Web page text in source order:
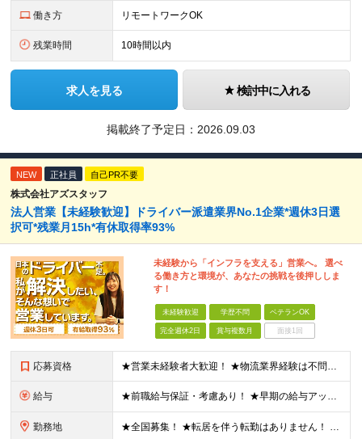
働き方 リモートワークOK
残業時間 10時間以内
求人を見る 検討中に入れる
掲載終了予定日： 2026.09.03
NEW 正社員 自己PR不要
株式会社アズスタッフ
法人営業【未経験歓迎】ドライバー派遣業界No.1企業*週休3日選
択可*残業月15h*有休取得率93%
未経験から「インフラを支える」営業へ。 選べ
る働き方と環境が、あなたの挑戦を後押ししま
す！
未経験歓迎 学歴不問 ベテランOK
完全週休2日 賞与複数月 面接1回
応募資格 ★営業未経験者大歓迎！ ★物流業界経験は不問！ ★学歴不問！ ★第二新卒歓迎！ ★ブランクOK！ ＼こんな方にピッタリです！／ ・「圧倒的No.1」を目指す環境で、熱く働きたい方 ・仕事も遊びも、メ
給与 ★前職給与保証・考慮あり！ ★早期の給与アップが可能です 月給24万9113円以上＋賞与年2回＋各種手当 ※経験やスキルを考慮し決定します。 ※試用期間6カ月（その間の給与・待遇に差異はありません
勤務地 ★全国募集！ ★転居を伴う転勤はありません！ ★U・Iターン歓迎！ ＼本社／ 東京都新宿区西新宿1-20-3 西新宿髙木ビル2階 ＼希望の拠点・営業所に配属します！／ 【北海道・東北エリア】 北海